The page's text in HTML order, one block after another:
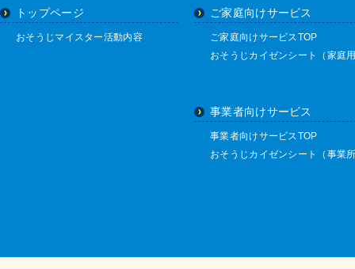
トップページ
おそうじマイスター活動内容
ご家庭向けサービス
ご家庭向けサービスTOP
おそうじカイゼンシート（家庭
事業者向けサービス
事業者向けサービスTOP
おそうじカイゼンシート（事業